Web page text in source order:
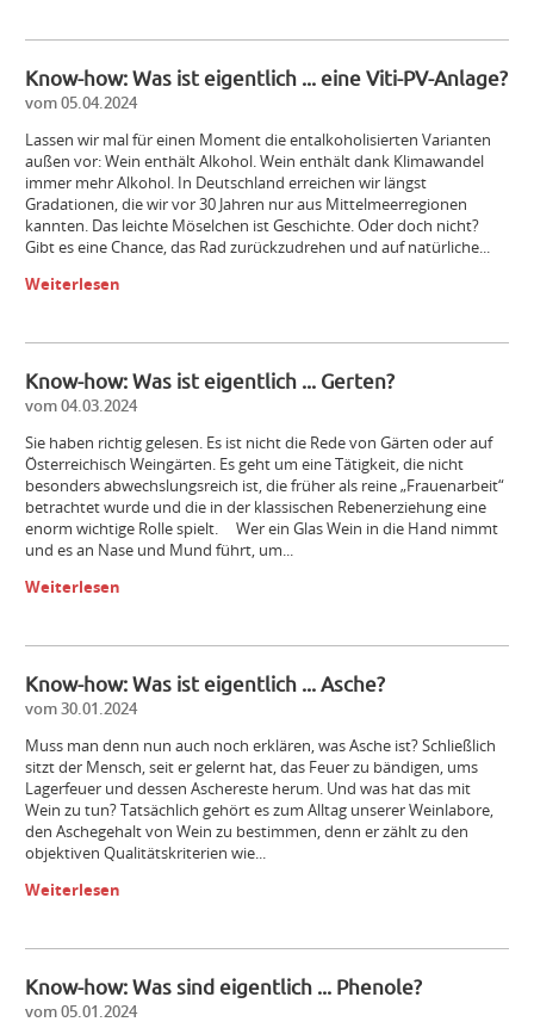
Know-how: Was ist eigentlich ... eine Viti-PV-Anlage?
vom 05.04.2024
Lassen wir mal für einen Moment die entalkoholisierten Varianten
außen vor: Wein enthält Alkohol. Wein enthält dank Klimawandel
immer mehr Alkohol. In Deutschland erreichen wir längst
Gradationen, die wir vor 30 Jahren nur aus Mittelmeerregionen
kannten. Das leichte Möselchen ist Geschichte. Oder doch nicht?
Gibt es eine Chance, das Rad zurückzudrehen und auf natürliche...
Weiterlesen
Know-how: Was ist eigentlich ... Gerten?
vom 04.03.2024
Sie haben richtig gelesen. Es ist nicht die Rede von Gärten oder auf
Österreichisch Weingärten. Es geht um eine Tätigkeit, die nicht
besonders abwechslungsreich ist, die früher als reine „Frauenarbeit“
betrachtet wurde und die in der klassischen Rebenerziehung eine
enorm wichtige Rolle spielt. Wer ein Glas Wein in die Hand nimmt
und es an Nase und Mund führt, um...
Weiterlesen
Know-how: Was ist eigentlich ... Asche?
vom 30.01.2024
Muss man denn nun auch noch erklären, was Asche ist? Schließlich
sitzt der Mensch, seit er gelernt hat, das Feuer zu bändigen, ums
Lagerfeuer und dessen Aschereste herum. Und was hat das mit
Wein zu tun? Tatsächlich gehört es zum Alltag unserer Weinlabore,
den Aschegehalt von Wein zu bestimmen, denn er zählt zu den
objektiven Qualitätskriterien wie...
Weiterlesen
Know-how: Was sind eigentlich ... Phenole?
vom 05.01.2024